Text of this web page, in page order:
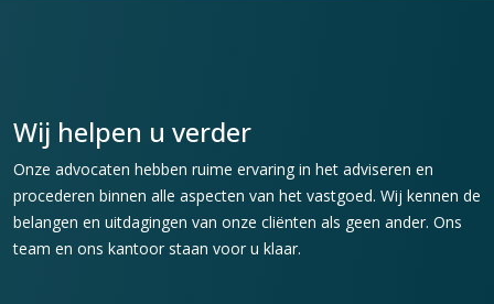
Wij helpen u verder
Onze advocaten hebben ruime ervaring in het adviseren en
procederen binnen alle aspecten van het vastgoed. Wij kennen de
belangen en uitdagingen van onze cliënten als geen ander. Ons
team en ons kantoor staan voor u klaar.